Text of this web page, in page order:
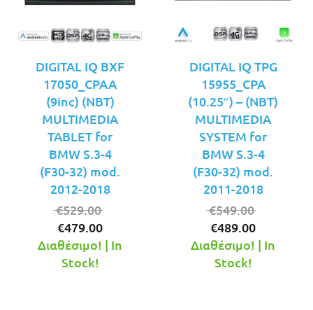
DIGITAL IQ BXF
17050_CPAA
(9inc) (NBT)
MULTIMEDIA
TABLET for
BMW S.3-4
(F30-32) mod.
2012-2018
€529.00
was:
€479.00
τρέχουσα
Διαθέσιμο! | In
Stock!
DIGITAL IQ TPG
15955_CPA
(10.25″) – (NBT)
MULTIMEDIA
SYSTEM for
BMW S.3-4
(F30-32) mod.
2011-2018
€549.00
was:
€489.00
τρέχουσα
Διαθέσιμο! | In
Stock!